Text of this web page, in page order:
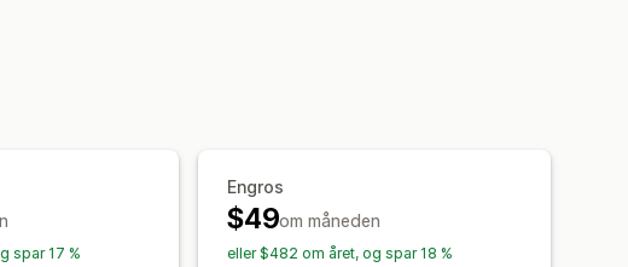
af filer
Automatisering af mail
og eksportér Rapporter
Datasikkerhed
spar 17 %
Engros
$49om måneden
eller $482 om året, og spar 18 %